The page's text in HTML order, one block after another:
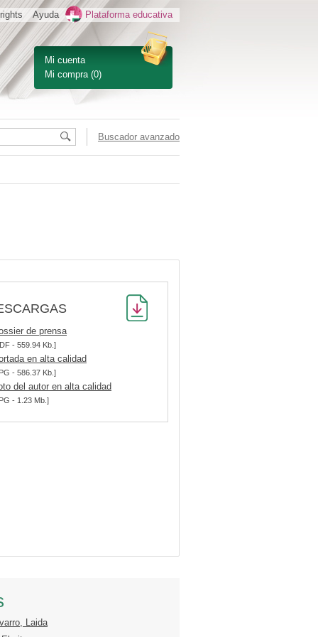
Mi cuenta
Mi compra (0)
Ayuda Plataforma educativa
Buscador avanzado
de prensa
- 559.94 Kb.]
en alta calidad
- 586.37 Kb.]
del autor en alta calidad
- 1.23 Mb.]
Laida